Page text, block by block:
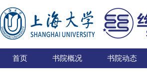
首页 书院概况 书院动态